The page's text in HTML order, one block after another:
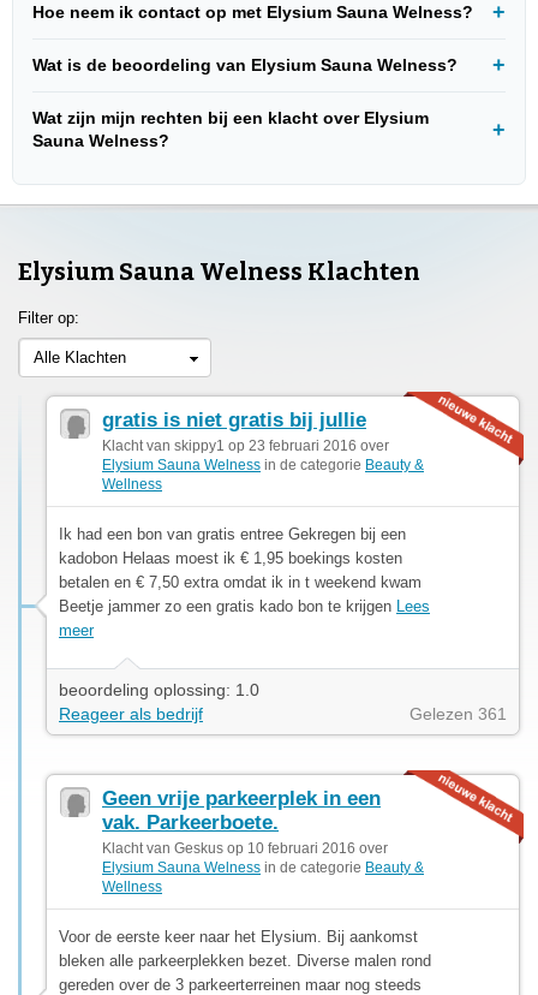
Hoe neem ik contact op met Elysium Sauna Welness?
Wat is de beoordeling van Elysium Sauna Welness?
Wat zijn mijn rechten bij een klacht over Elysium
Sauna Welness?
Elysium Sauna Welness Klachten
Filter op:
Alle Klachten
gratis is niet gratis bij jullie
Klacht van skippy1 op 23 februari 2016 over
Elysium Sauna Welness in de categorie Beauty &
Wellness
Ik had een bon van gratis entree Gekregen bij een
kadobon Helaas moest ik € 1,95 boekings kosten
betalen en € 7,50 extra omdat ik in t weekend kwam
Beetje jammer zo een gratis kado bon te krijgen Lees
meer
beoordeling oplossing: 1.0
Reageer als bedrijf
Gelezen 361
Geen vrije parkeerplek in een
vak. Parkeerboete.
Klacht van Geskus op 10 februari 2016 over
Elysium Sauna Welness in de categorie Beauty &
Wellness
Voor de eerste keer naar het Elysium. Bij aankomst
bleken alle parkeerplekken bezet. Diverse malen rond
gereden over de 3 parkeerterreinen maar nog steeds